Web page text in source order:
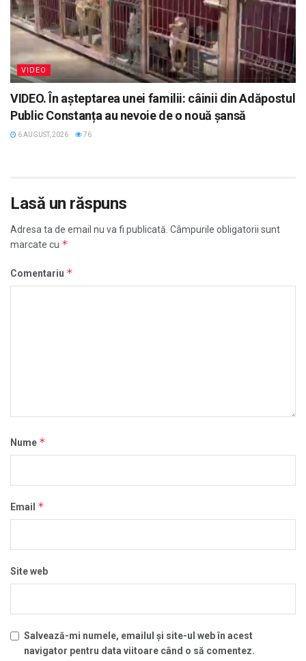
VIDEO
VIDEO. În așteptarea unei familii: câinii din Adăpostul
Public Constanța au nevoie de o nouă șansă
6 AUGUST, 2026 76
Lasă un răspuns
Adresa ta de email nu va fi publicată. Câmpurile obligatorii sunt
marcate cu *
Comentariu *
Nume *
Email *
Site web
Salvează-mi numele, emailul și site-ul web în acest
navigator pentru data viitoare când o să comentez.